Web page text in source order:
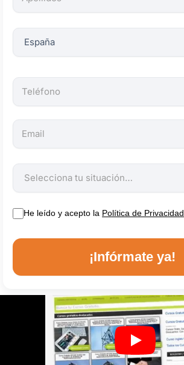
obligatorios.
He leído y acepto la Política de Privacidad
¡Infórmate ya!